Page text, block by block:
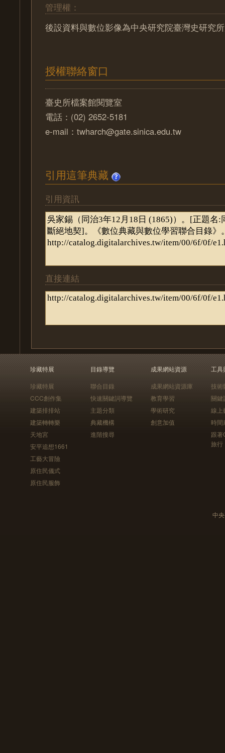
管理權：
後設資料與數位影像為中央研究院臺灣史研究
授權聯絡窗口
臺史所檔案館閱覽室
電話：(02) 2652-5181
e-mail：twharch@gate.sinica.edu.tw
引用這筆典藏
引用資訊
直接連結
珍藏特展
珍藏特展
CCC創作集
建築排排站
建築轉轉樂
天地宮
安平追想1661
工藝大冒險
原住民儀式
原住民服飾
目錄導覽
聯合目錄
快速關鍵詞導覽
主題分類
典藏機構
進階搜尋
成果網站資源
成果網站資源庫
教育學習
學術研究
創意加值
工具
技術
關鍵
線上
時間
跟
旅行
中